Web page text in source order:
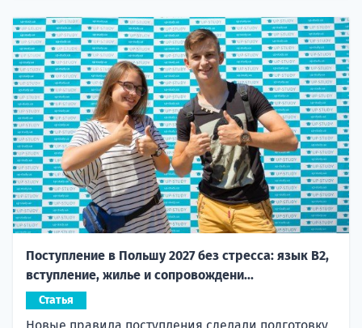
Поступление в Польшу 2027 без стресса: язык B2,
вступление, жилье и сопровождени...
Статья